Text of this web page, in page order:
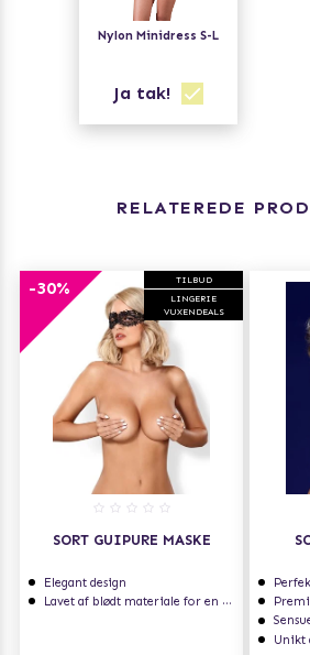
Nylon Minidress S-L
Ja tak!
RELATEREDE
TILBUD
LINGERIE
VUXENDEALS
-30%
SORT GUIPURE MASKE
Elegant design
Lavet af blødt materiale for en dejligere følelse
Unikt